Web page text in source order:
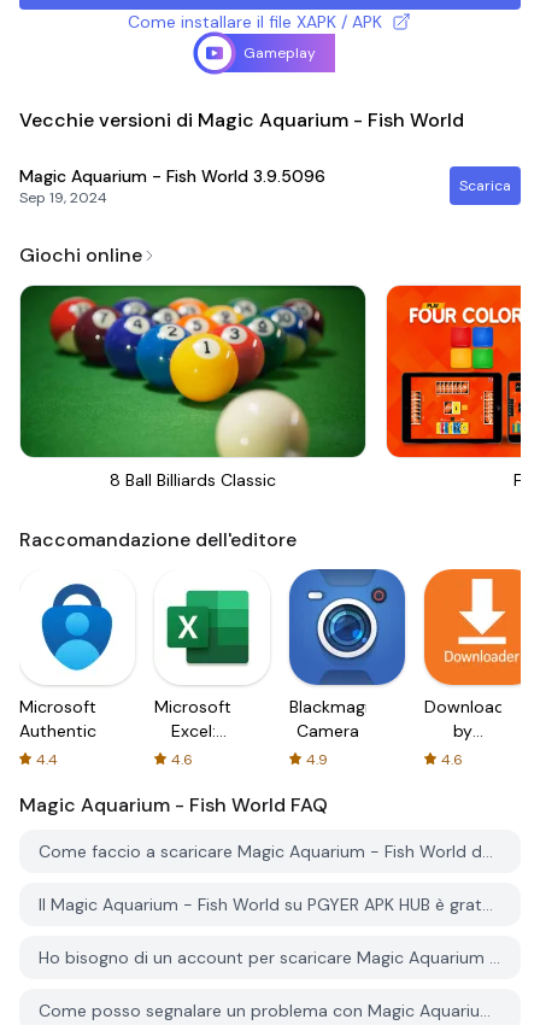
Come installare il file XAPK / APK
Gameplay
Vecchie versioni di Magic Aquarium - Fish World
Magic Aquarium - Fish World 3.9.5096
Sep 19, 2024
Scarica
Giochi online
8 Ball Billiards Classic
Raccomandazione dell'editore
Microsoft
Authenticator
4.4
Microsoft
Excel:
Spreadsheets
4.6
Blackmagic
Camera
4.9
Downloader
by
AFTVnews
4.6
Magic Aquarium - Fish World FAQ
Come faccio a scaricare Magic Aquarium - Fish World da PGYER APK HUB?
Il Magic Aquarium - Fish World su PGYER APK HUB è gratuito?
Ho bisogno di un account per scaricare Magic Aquarium - Fish World da PGYER APK HUB?
Come posso segnalare un problema con Magic Aquarium - Fish World su PGYER APK HUB?